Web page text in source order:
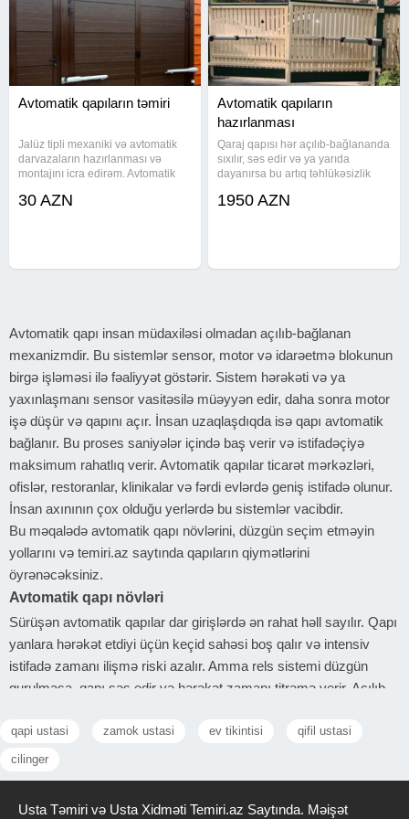
Avtomatik qapıların təmiri
Jalüz tipli mexaniki və avtomatik
darvazaların hazırlanması və
montajını icra edirəm. Avtomatik
hesablanır və pultla idarə edilir.
30 AZN
Avtomatik qapıların
hazırlanması
Qaraj qapısı hər açılıb-bağlananda
sıxılır, səs edir və ya yarıda
dayanırsa bu artıq təhlükəsizlik
qoruyucu jalüz darvazaların
1950 AZN
Avtomatik qapı insan müdaxiləsi olmadan açılıb-bağlanan
mexanizmdir. Bu sistemlər sensor, motor və idarəetmə blokunun
birgə işləməsi ilə fəaliyyət göstərir. Sistem hərəkəti və ya
yaxınlaşmanı sensor vasitəsilə müəyyən edir, daha sonra motor
işə düşür və qapını açır. İnsan uzaqlaşdıqda isə qapı avtomatik
bağlanır. Bu proses saniyələr içində baş verir və istifadəçiyə
maksimum rahatlıq verir. Avtomatik qapılar ticarət mərkəzləri,
ofislər, restoranlar, klinikalar və fərdi evlərdə geniş istifadə olunur.
İnsan axınının çox olduğu yerlərdə bu sistemlər vacibdir.
Bu məqalədə avtomatik qapı növlərini, düzgün seçim etməyin
yollarını və temiri.az saytında qapıların qiymətlərini
öyrənəcəksiniz.
Avtomatik qapı növləri
Sürüşən avtomatik qapılar dar girişlərdə ən rahat həll sayılır. Qapı
yanlara hərəkət etdiyi üçün keçid sahəsi boş qalır və intensiv
istifadə zamanı ilişmə riski azalır. Amma rels sistemi düzgün
qurulmasa, qapı səs edir və hərəkət zamanı titrəmə verir. Açılıb-
idarə olunur. Kiçik sahələr üçün uyğundur. Amma balans düzgün
qurulmasa, qapı yarımçıq bağlanır və motor əlavə yüklə işləyərək
qapi ustasi zamok ustasi ev tikintisi qifil ustasi
cilinger
Usta Təmiri və Usta Xidməti Temiri.az Saytında. Məişət